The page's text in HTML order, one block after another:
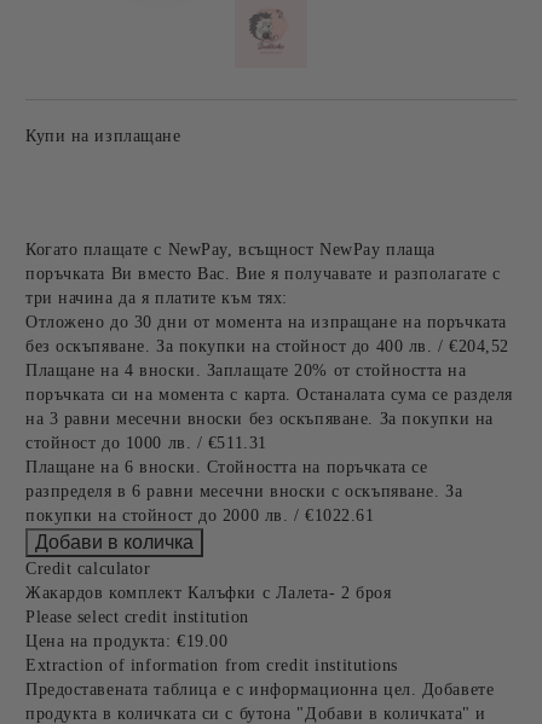
Купи на изплащане
Когато плащате с NewPay, всъщност NewPay плаща
поръчката Ви вместо Вас. Вие я получавате и разполагате с
три начина да я платите към тях:
Отложено до 30 дни от момента на изпращане на поръчката
без оскъпяване. За покупки на стойност до 400 лв. / €204,52
Плащане на 4 вноски. Заплащате 20% от стойността на
поръчката си на момента с карта. Останалата сума се разделя
на 3 равни месечни вноски без оскъпяване. За покупки на
стойност до 1000 лв. / €511.31
Плащане на 6 вноски. Стойността на поръчката се
разпределя в 6 равни месечни вноски с оскъпяване. За
покупки на стойност до 2000 лв. / €1022.61
Credit calculator
Жакардов комплект Калъфки с Лалета- 2 броя
Please select credit institution
Цена на продукта: €19.00
Extraction of information from credit institutions
Предоставената таблица е с информационна цел. Добавете
продукта в количката си с бутона "Добави в количката" и